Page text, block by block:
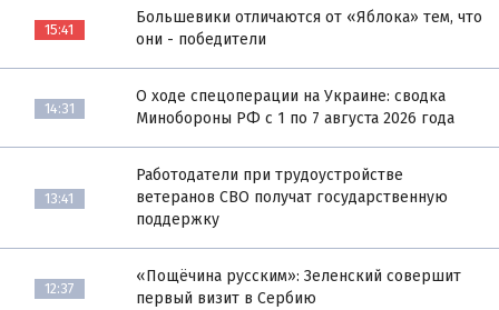
15:41
Большевики отличаются от «Яблока» тем, что
они - победители
14:31
О ходе спецоперации на Украине: сводка
Минобороны РФ с 1 по 7 августа 2026 года
13:41
Работодатели при трудоустройстве
ветеранов СВО получат государственную
поддержку
12:37
«Пощёчина русским»: Зеленский совершит
первый визит в Сербию